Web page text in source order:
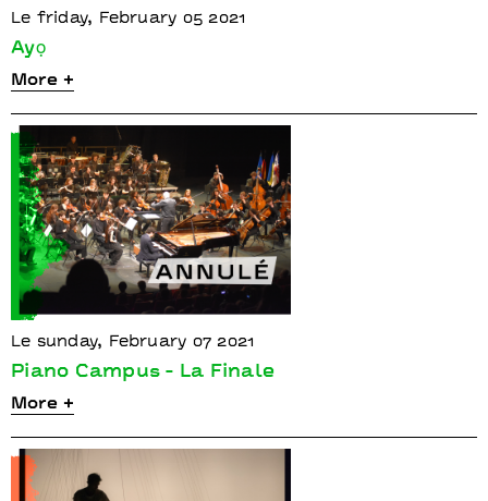
Le friday, February 05 2021
Ayọ
More +
Le sunday, February 07 2021
Piano Campus - La Finale
More +